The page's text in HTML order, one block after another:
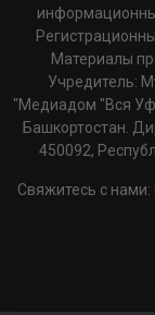
Материалы
Учредитель:
"Медиадом "Вся
Башкортостан.
450092,
Свяжитесь с нами: